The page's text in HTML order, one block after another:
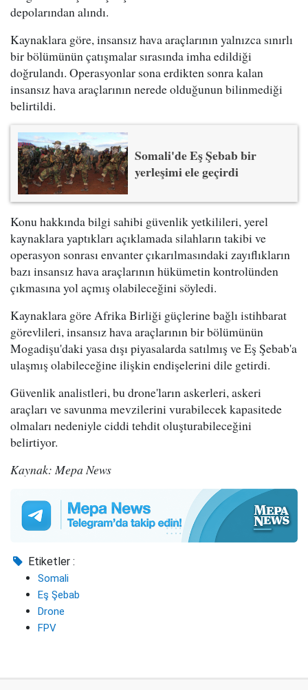
depolarından alındı.
Kaynaklara göre, insansız hava araçlarının yalnızca sınırlı
bir bölümünün çatışmalar sırasında imha edildiği
doğrulandı. Operasyonlar sona erdikten sonra kalan
insansız hava araçlarının nerede olduğunun bilinmediği
belirtildi.
Somali'de Eş Şebab bir
yerleşimi ele geçirdi
Konu hakkında bilgi sahibi güvenlik yetkilileri, yerel
kaynaklara yaptıkları açıklamada silahların takibi ve
operasyon sonrası envanter çıkarılmasındaki zayıflıkların
bazı insansız hava araçlarının hükümetin kontrolünden
çıkmasına yol açmış olabileceğini söyledi.
Kaynaklara göre Afrika Birliği güçlerine bağlı istihbarat
görevlileri, insansız hava araçlarının bir bölümünün
Mogadişu'daki yasa dışı piyasalarda satılmış ve Eş Şebab'a
ulaşmış olabileceğine ilişkin endişelerini dile getirdi.
Güvenlik analistleri, bu drone'ların askerleri, askeri
araçları ve savunma mevzilerini vurabilecek kapasitede
olmaları nedeniyle ciddi tehdit oluşturabileceğini
belirtiyor.
Kaynak: Mepa News
Etiketler :
Somali
Eş Şebab
Drone
FPV